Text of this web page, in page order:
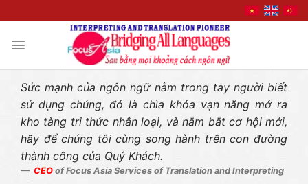
Sức mạnh của ngôn ngữ nằm trong tay người biết
sử dụng chúng, đó là chìa khóa vạn năng mở ra
kho tàng tri thức nhân loại, và nắm bắt cơ hội mới,
hãy để chúng tôi cùng song hành trên con đường
thành công của Quý Khách.
CEO of Focus Asia Services of Translation and Interpreting